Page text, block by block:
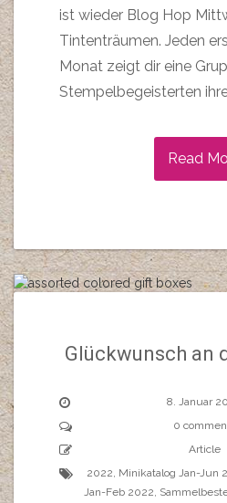
ist wieder Blog Hop
Tintenträumen. Jeden
Monat zeigt dir eine
Stempelbegeisterten
Read
Glückwunsch an
8. Januar
0
Article
2022, Minikatalog Jan-Jun
Jan-Feb 2022,